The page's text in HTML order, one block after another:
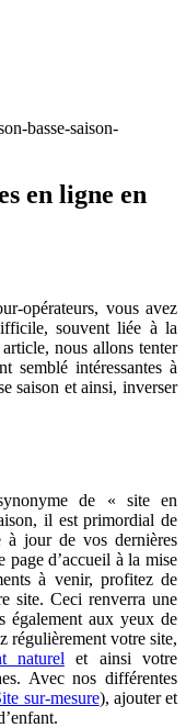
en ligne en
opérateurs, vous avez
souvent liée à la
nous allons tenter
semblé intéressantes à
saison et ainsi, inverser
de « site en
il est primordial de
jour de vos dernières
page d’accueil à la mise
à venir, profitez de
site. Ceci renverra une
également aux yeux de
régulièrement votre site,
naturel et ainsi votre
Avec nos différentes
sur-mesure), ajouter et